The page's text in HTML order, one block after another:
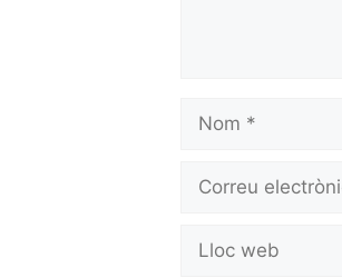
electrònic
web